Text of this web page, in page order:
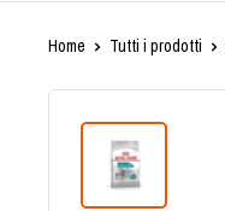
Home Tutti i prodotti